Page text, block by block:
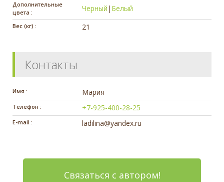
Дополнительные
цвета :
Черный | Белый
Вес (кг) : 21
Контакты
Имя : Мария
Телефон : +7-925-400-28-25
E-mail : ladilina@yandex.ru
Связаться с автором!